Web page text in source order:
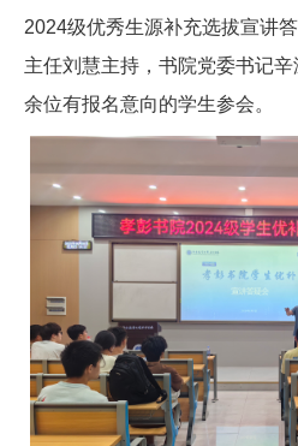
2024级优秀生源补充选拔宣讲
主任刘慧主持，书院党委书记
余位有报名意向的学生参会。